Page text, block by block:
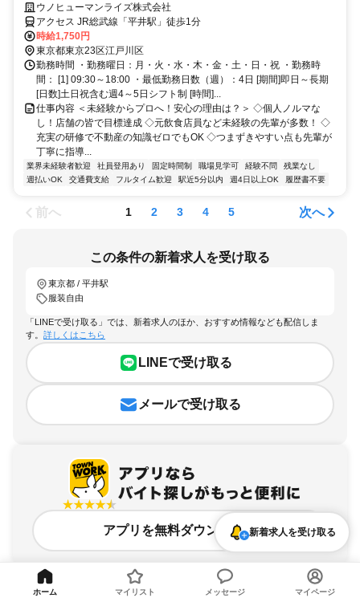
30代の男性スタッフが活躍中
ウノヒューマンライズ株式会社
アクセス JR総武線「平井駅」徒歩1分
時給1,750円
東京都東京23区江戸川区
勤務時間 ・勤務曜日：月・火・水・木・金・土・日・祝 ・勤務時
間： [1] 09:30～18:00 ・最低勤務日数（週）：4日 [期間]即日～長期
[日数]土日祝含む週4～5日シフト制 [時間]...
仕事内容 ＜未経験からプロへ！安心の理由は？＞ ◇個人ノルマな
し！店舗の皆で目標達成 ◇元飲食店員など未経験の先輩が多数！ ◇
充実の研修で不動産の知識ゼロでもOK ◇つまずきやすい点も先輩が
丁寧に指導...
業界未経験者歓迎 社員登用あり 固定時間制 職場見学可 経験不問
残業なし
週払いOK
交通費支給 フルタイム歓迎 駅近5分以内 週4日以上OK 履歴書不要
前へ 1 2 3 4 5 次へ
この条件の新着求人を受け取る
東京都 / 平井駅
服装自由
「LINEで受け取る」では、新着求人のほか、おすすめ情報なども配信しま
す。 詳しくはこちら
LINEで受け取る
メールで受け取る
アプリを無料ダウンロード新着求人を受け取る
ホーム マイリスト メッセージ マイページ